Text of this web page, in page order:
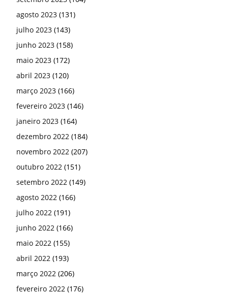
agosto 2023 (131)
julho 2023 (143)
junho 2023 (158)
maio 2023 (172)
abril 2023 (120)
março 2023 (166)
fevereiro 2023 (146)
janeiro 2023 (164)
dezembro 2022 (184)
novembro 2022 (207)
outubro 2022 (151)
setembro 2022 (149)
agosto 2022 (166)
julho 2022 (191)
junho 2022 (166)
maio 2022 (155)
abril 2022 (193)
março 2022 (206)
fevereiro 2022 (176)